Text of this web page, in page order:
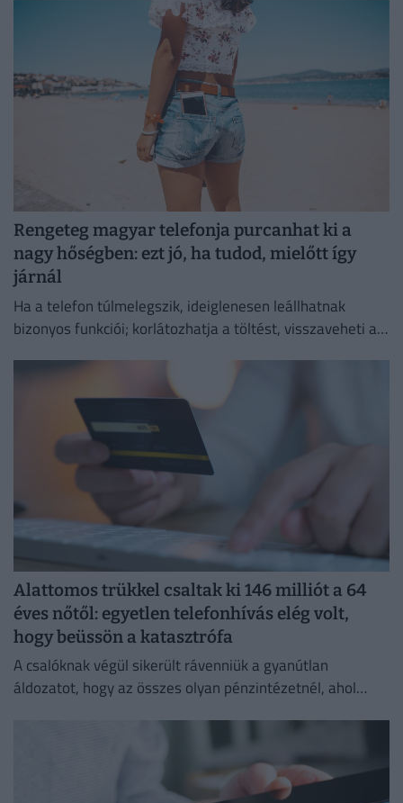
infrastruktúrát kívánnak létrehozni
Rengeteg magyar telefonja purcanhat ki a
nagy hőségben: ezt jó, ha tudod, mielőtt így
járnál
Ha a telefon túlmelegszik, ideiglenesen leállhatnak
bizonyos funkciói; korlátozhatja a töltést, visszaveheti a
Alattomos trükkel csaltak ki 146 milliót a 64
éves nőtől: egyetlen telefonhívás elég volt,
hogy beüssön a katasztrófa
A csalóknak végül sikerült rávenniük a gyanútlan
áldozatot, hogy az összes olyan pénzintézetnél, ahol